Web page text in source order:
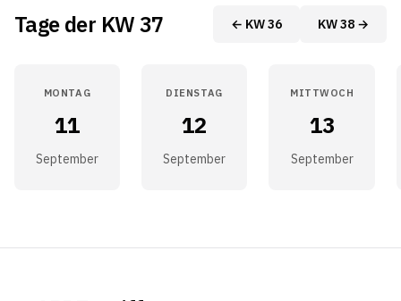
Tage der KW 37 ← KW 36 KW 38 →
MONTAG
11
September
DIENSTAG
12
September
MITTWOCH
13
September